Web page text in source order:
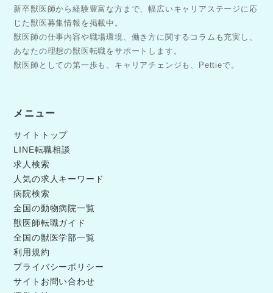
新卒獣医師から経験豊富な方まで、幅広いキャリアステージに応
じた獣医募集情報を掲載中。
獣医師の仕事内容や職場環境、働き方に関するコラムも充実し、
あなたの理想の獣医転職をサポートします。
獣医師としての第一歩も、キャリアチェンジも、Pettieで。
メニュー
サイトトップ
LINE転職相談
求人検索
人気の求人キーワード
病院検索
全国の動物病院一覧
獣医師転職ガイド
全国の獣医学部一覧
利用規約
プライバシーポリシー
サイトお問い合わせ